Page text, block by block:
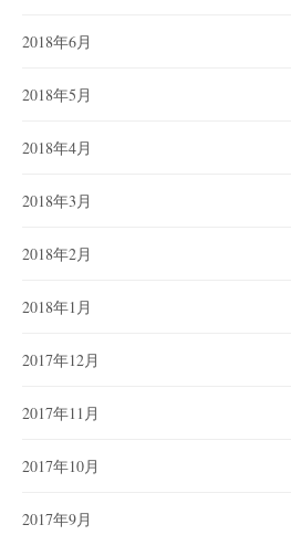
2018年6月
2018年5月
2018年4月
2018年3月
2018年2月
2018年1月
2017年12月
2017年11月
2017年10月
2017年9月